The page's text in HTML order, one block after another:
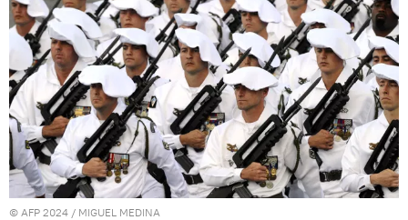
© AFP 2024 / MIGUEL MEDINA